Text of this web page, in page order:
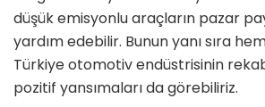
düşük emisyonlu araçların pazar
yardım edebilir. Bunun yanı sıra
Türkiye otomotiv endüstrisinin
pozitif yansımaları da görebiliriz.